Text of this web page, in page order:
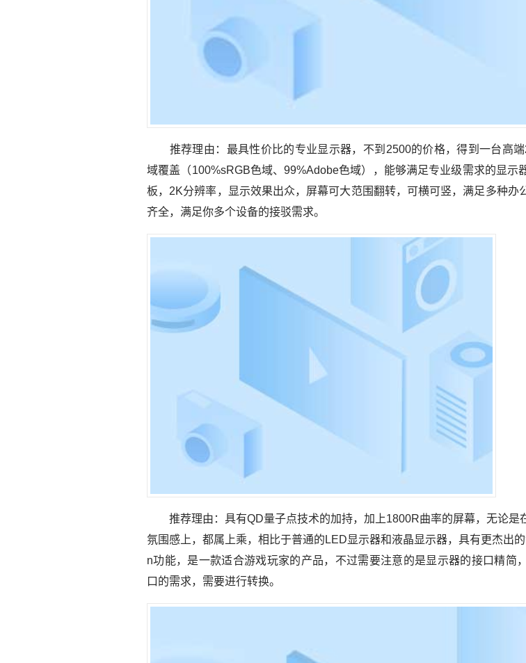
推荐理由：最具性价比的专业显示器，不到2500的价格，得到一台高端
域覆盖（100%sRGB色域、99%Adobe色域），能够满足专业级需求的显示
板，2K分辨率，显示效果出众，屏幕可大范围翻转，可横可竖，满足多种办
齐全，满足你多个设备的接驳需求。
推荐理由：具有QD量子点技术的加持，加上1800R曲率的屏幕，无论是
氛围感上，都属上乘，相比于普通的LED显示器和液晶显示器，具有更杰出
n功能，是一款适合游戏玩家的产品，不过需要注意的是显示器的接口精简
口的需求，需要进行转换。